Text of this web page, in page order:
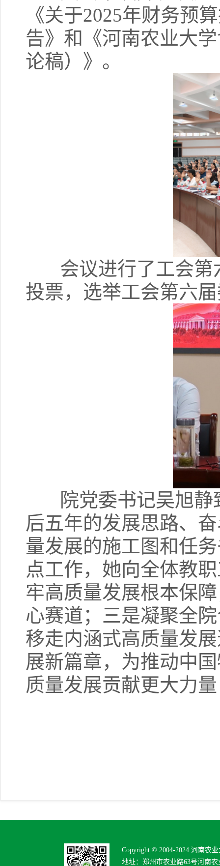
《关于2025年财务预
告》和《河南农业大
论稿）》。
会议进行了工会第
投票，选举工会第六
院党委书记吴旭静
后五年的发展思路、
量发展的施工图和任
点工作，她向全体教
牢高质量发展根本保
心赛道；三是凝聚全
移走内涵式高质量发
展新篇章，为推动中
质量发展贡献更大力
Copyright © 2004-2024 河南农
地址：郑州市农业路63号河南